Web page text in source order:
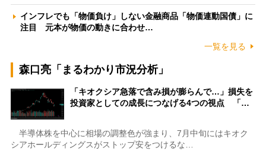
インフレでも「物価負け」しない金融商品「物価連動国債」に
注目 元本が物価の動きに合わせ…
一覧を見る
森口亮「まるわかり市況分析」
「キオクシア急落で含み損が膨らんで…」損失を
投資家としての成長につなげる4つの視点 「…
半導体株を中心に相場の調整色が強まり、7月中旬にはキオク
シアホールディングスがストップ安をつけるな…